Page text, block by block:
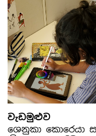
වැඩමුළුව
ශෙනුකා කොරෙයා